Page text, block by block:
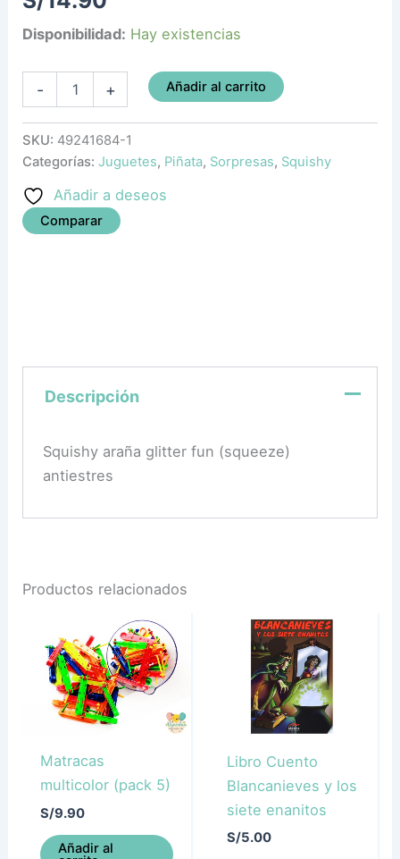
Disponibilidad: Hay existencias
- + Añadir al carrito
SKU: 49241684-1
Categorías:Juguetes, Piñata, Sorpresas, Squishy
Añadir a deseos
Comparar
Descripción
Squishy araña glitter fun (squeeze)
antiestres
Productos relacionados
Matracas
multicolor (pack 5)
S/9.90
Añadir al
Libro Cuento
Blancanieves y los
siete enanitos
S/5.00